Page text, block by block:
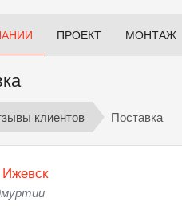
ПРОЕКТ МОНТАЖ
клиентов Поставка